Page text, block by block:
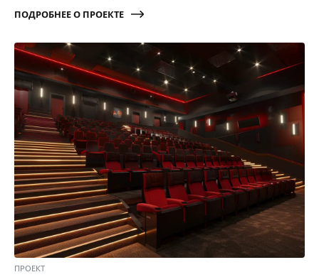
ПОДРОБНЕЕ О ПРОЕКТЕ
ПРОЕКТ